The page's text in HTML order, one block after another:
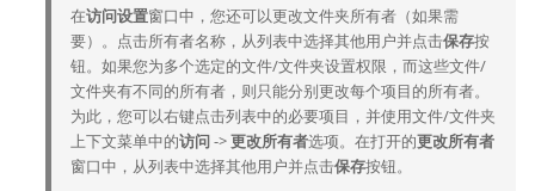
在访问设置窗口中，您还可以更改文件夹所有者（如果需
要）。点击所有者名称，从列表中选择其他用户并点击保存按
钮。如果您为多个选定的文件/文件夹设置权限，而这些文件/
文件夹有不同的所有者，则只能分别更改每个项目的所有者。
为此，您可以右键点击列表中的必要项目，并使用文件/文件夹
上下文菜单中的访问->更改所有者选项。在打开的更改所有者
窗口中，从列表中选择其他用户并点击保存按钮。